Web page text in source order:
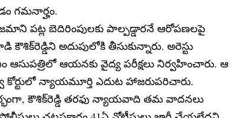
గమనార్హం.
పట్ల బెదిరింపులకు పాల్పడ్డారనే ఆరోపణలపై
అదుపులోకి తీసుకున్నారు. అరెస్టు
ఆసుపత్రిలో ఆయనకు వైద్య పరీక్షలు నిర్వహించారు. ఆ
కోర్టులో న్యాయమూర్తి ఎదుట హాజరుపరిచారు.
కౌశిక్‌రెడ్డి తరఫు న్యాయవాది తమ వాదనలు